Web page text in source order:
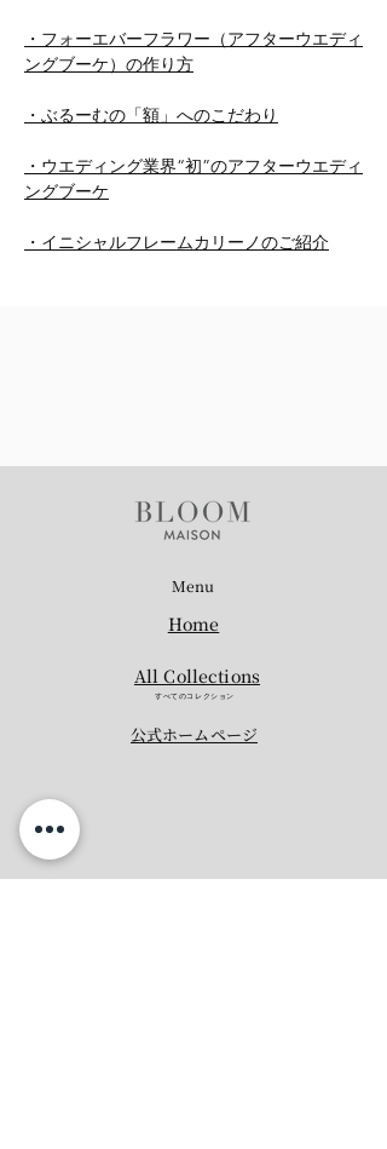
・フォーエバーフラワー（アフターウエディ
ングブーケ）の作り方
・ぶるーむの「額」へのこだわり
・ウエディング業界“初”のアフターウエディ
ングブーケ
・イニシャルフレームカリーノのご紹介
Menu
Home
All Collections
すべてのコレクション
​公式ホームページ​